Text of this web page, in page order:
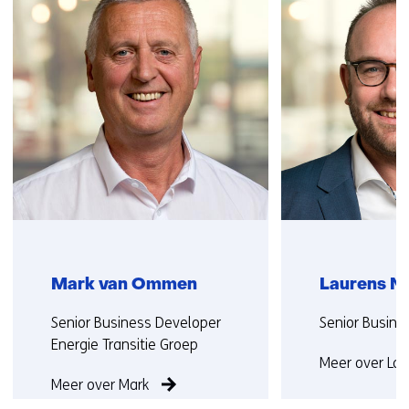
contact
ons
op)
Mark van Ommen
Functie:
Senior Business Developer
Energie Transitie Groep
Meer over Mark
Laurens
Functie:
Senior
Meer over